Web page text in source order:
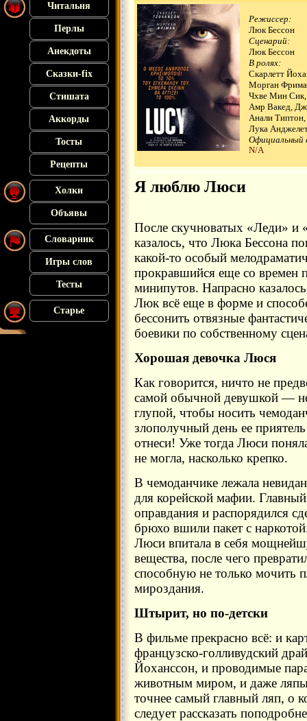
Читальня
Перлы
Анекдоты
Сказки-fix
Стишата
Аккорды
Тосты
Рецепты
Холки
Объявы
Словарник
Игры слов
Тесты
Старье
Режиссер:
Люк Бессон
Сценарий:
Люк Бессон
В ролях:
Скарлетт
Морган
Чхве Мин Сик,
Амр Вакед,
Анали
Лука
Официальный
N/A
Я люблю Люси
После скучноватых «Леди» и
казалось, что Люка Бессона
какой-то особый
прокравшийся еще со времен
минипутов. Напрасно
Люк всё еще в форме и
бессонить отвязные
боевики по собственному
Хорошая девочка Люся
Как говорится, ничто не
самой обычной девушкой —
глупой, чтобы носить
злополучный день ее
отнеси! Уже тогда Люси
не могла, насколько крепко.
В чемоданчике лежала
для корейской мафии.
оправдания и распорядился
брюхо вшили пакет с
Люси впитала в себя
вещества, после чего
способную не только мочить
мироздания.
Штырит, но по-детски
В фильме прекрасно всё: и
французско-голливудский
Йоханссон, и проводимые
животным миром, и даже
точнее самый главный ляп, о
следует рассказать